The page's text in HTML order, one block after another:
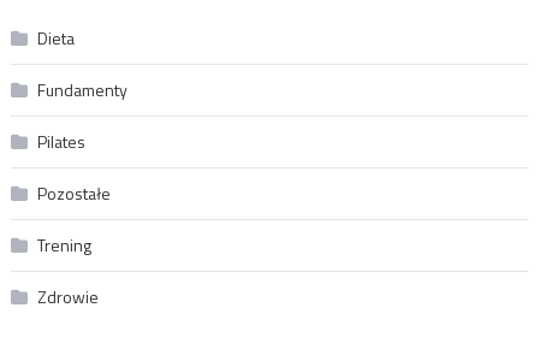
Dieta
Fundamenty
Pilates
Pozostałe
Trening
Zdrowie